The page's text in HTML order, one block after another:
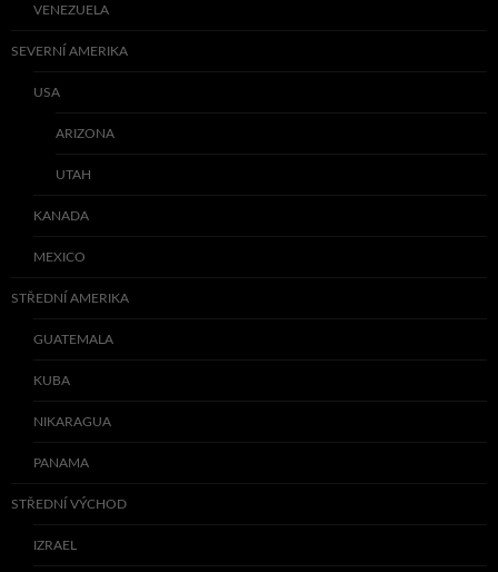
VENEZUELA
SEVERNÍ AMERIKA
USA
ARIZONA
UTAH
KANADA
MEXICO
STŘEDNÍ AMERIKA
GUATEMALA
KUBA
NIKARAGUA
PANAMA
STŘEDNÍ VÝCHOD
IZRAEL